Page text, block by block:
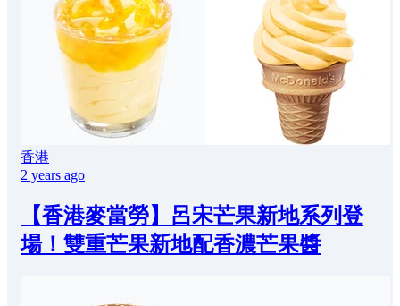
香港
2 years ago
【香港麥當勞】呂宋芒果新地系列登
場！雙重芒果新地配香濃芒果醬